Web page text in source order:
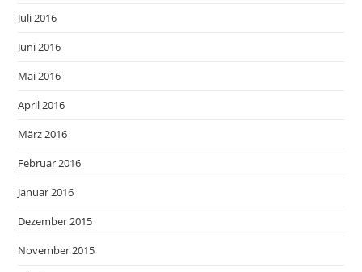
Juli 2016
Juni 2016
Mai 2016
April 2016
März 2016
Februar 2016
Januar 2016
Dezember 2015
November 2015